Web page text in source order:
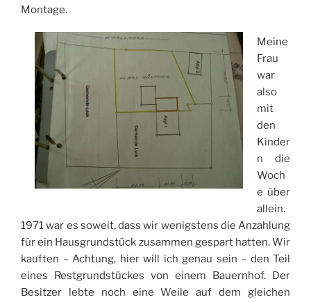
Montage.
Meine
Frau
war
also
mit
den
Kinder
n die
Woch
e über
allein.
1971 war es soweit, dass wir wenigstens die Anzahlung
für ein Hausgrundstück zusammen gespart hatten. Wir
kauften – Achtung, hier will ich genau sein – den Teil
eines Restgrundstückes von einem Bauernhof. Der
Besitzer lebte noch eine Weile auf dem gleichen